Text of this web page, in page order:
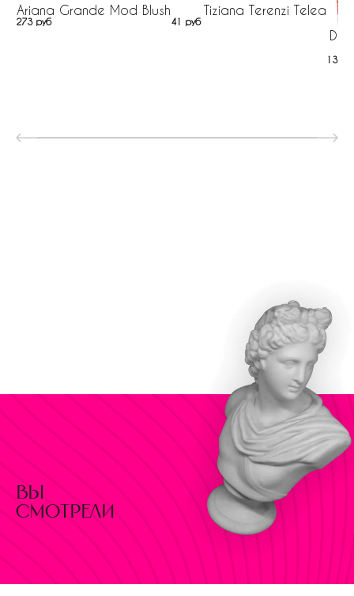
Ariana Grande Mod Blush
273 руб
Tiziana Terenzi Telea
41 руб
131
вы
смотрели